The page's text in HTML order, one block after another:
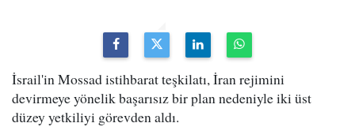
İsrail'in Mossad istihbarat teşkilatı, İran rejimini
devirmeye yönelik başarısız bir plan nedeniyle iki üst
düzey yetkiliyi görevden aldı.